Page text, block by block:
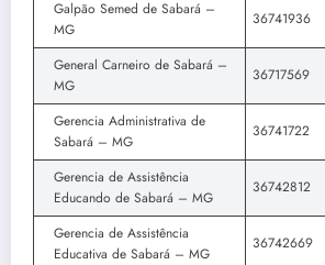
Galpão Semed de Sabará –
MG
36741936
General Carneiro de Sabará –
MG
36717569
Gerencia Administrativa de
Sabará – MG
36741722
Gerencia de Assistência
Educando de Sabará – MG
36742812
Gerencia de Assistência
Educativa de Sabará – MG
36742669